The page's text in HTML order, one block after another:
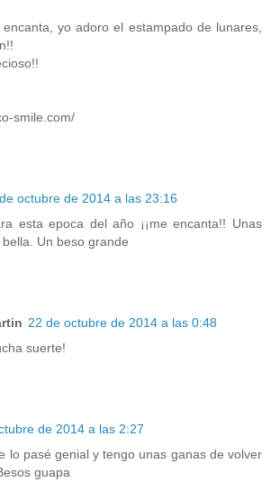
yo adoro el estampado de lunares,
smile.com/
octubre de 2014 a las 23:16
esta epoca del año ¡¡me encanta!! Unas
Un beso grande
22 de octubre de 2014 a las 0:48
suerte!
de 2014 a las 2:27
lo pasé genial y tengo unas ganas de volver
guapa